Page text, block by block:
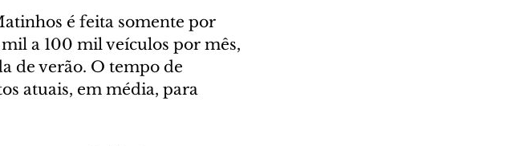
é feita somente por
a 100 mil veículos por mês,
de verão. O tempo de
atuais, em média, para